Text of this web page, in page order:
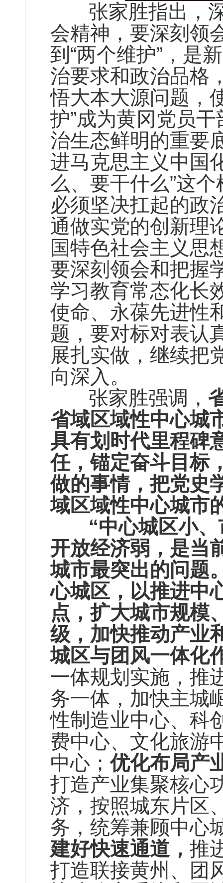
张家胜指出，深
会精神，要深刻领
到“两个维护”，是
治要求和政治品格
悟大本大源问题，
护”成为黄冈党员
治生态鲜明的重要
进马克思主义中国
么、要干什么”这
必须坚决扛起的政
通做实党的创新理
国特色社会主义思
要深刻领会和把握
学习教育常态化长
使命、永葆先进性
题，要对标对表认
展扎实做，继续把
向深入。
张家胜强调，
省域区域性中心城
具有划时代里程碑
任，锚定奋斗目标
做的事情，把党史
域区域性中心城市
“中心城区小、
开放经济弱，是当
城市最突出的问题
心城区，以推进中
点，扩大城市规模
级，加快推动产业
城区与团风一体化
一体规划实施，推
务一体，加快主城
性制造业中心、科
费中心、文化旅游
中心；优化布局产
打造产业集聚核心
济，按照城东片区
务，统筹兼顾中心
建好快速通道， 推
打造联接黄州、团